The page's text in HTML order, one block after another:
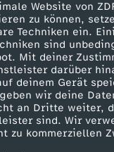
Website von
zu können,
Techniken ein.
sind
Mit deiner
darüber
deinem Gerät
wir deine
an Dritte weiter,
sind. Wir
zu kommerziellen
Service
Kontakt
Tickets